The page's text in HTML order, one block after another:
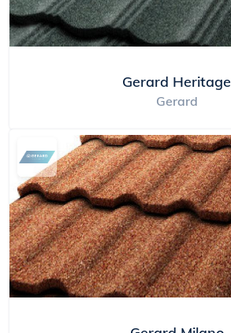
Gerard Heritage
Gerard